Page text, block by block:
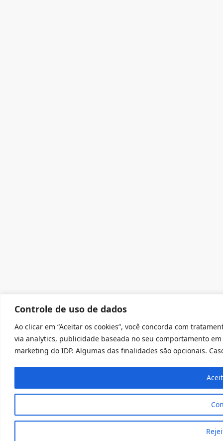
Controle de uso de dados
Ao clicar em “Aceitar os cookies”, você concorda com
via analytics, publicidade baseada no seu comportamento
marketing do IDP. Algumas das finalidades são opcionais.